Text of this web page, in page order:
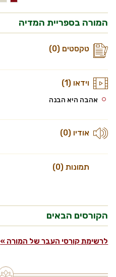
המורה בספריית המדיה
טקסטים (0)
וידאו (1)
אהבה היא הבנה
אודיו (0)
תמונות (0)
הקורסים הבאים
לרשימת קורסי העבר של המורה »